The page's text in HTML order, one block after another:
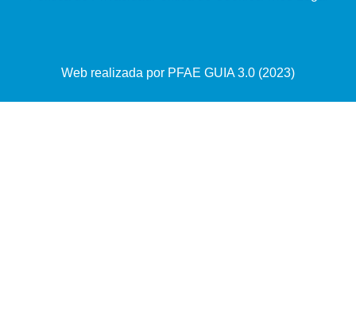
Web realizada por PFAE GUIA 3.0 (2023)